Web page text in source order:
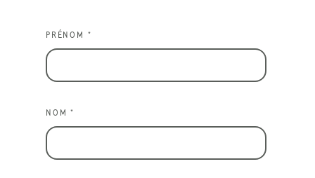
PRÉNOM *
NOM *